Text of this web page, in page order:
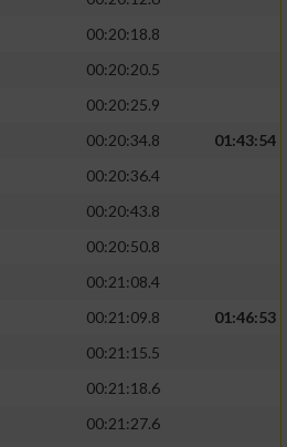
00:20:18.8
00:20:20.5
00:20:25.9
00:20:34.8
01:43:54
00:20:36.4
00:20:43.8
00:20:50.8
00:21:08.4
00:21:09.8
01:46:53
00:21:15.5
00:21:18.6
00:21:27.6